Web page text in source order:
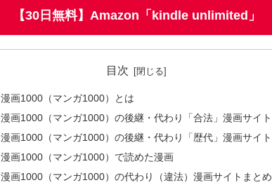
【30日無料】Amazon「kindle unlimited」
目次
漫画1000（マンガ1000）とは
漫画1000（マンガ1000）の後継・代わり「合法」漫画サイト
漫画1000（マンガ1000）の後継・代わり「歴代」漫画サイト
漫画1000（マンガ1000）で読めた漫画
漫画1000（マンガ1000）の代わり（違法）漫画サイトまとめ